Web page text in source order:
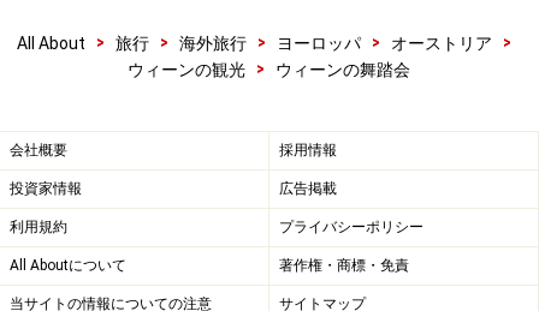
Elmayer Tanzschule/エルマイヤー・ダンススクール （サ
イトは日本語）
ー。日本語での問い合わせやレッスンも可。
舞踏会の開催時期
All About > 旅行 > 海外旅行 > ヨーロッパ > オーストリア
>
ウィーンの観光
> ウィーンの舞踏会
会社概要 採用情報
投資家情報 広告掲載
利用規約 プライバシーポリシー
All Aboutについて 著作権・商標・免責
当サイトの情報についての注意 サイトマップ